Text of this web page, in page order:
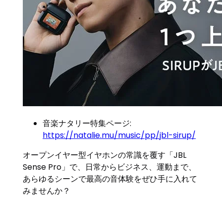
音楽ナタリー特集ページ:
https://natalie.mu/music/pp/jbl-sirup/
オープンイヤー型イヤホンの常識を覆す「JBL
Sense Pro」で、日常からビジネス、運動まで、
あらゆるシーンで最高の音体験をぜひ手に入れて
みませんか？